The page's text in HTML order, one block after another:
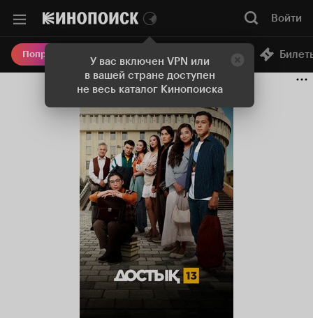
У вас включен VPN или
в вашей стране доступен
не весь каталог Кинопоиска
Войти
Попробовать Плюс Онлайн-кинотеатр